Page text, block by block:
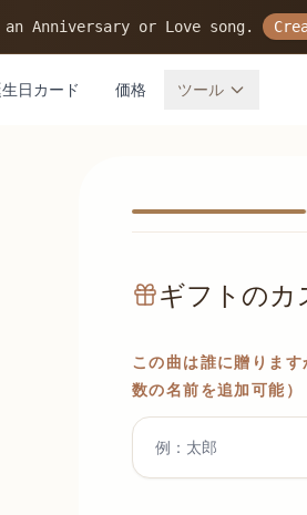
Anniversary or Love song.
日カード 価格 ツール
ギフトのカ
この曲は誰に贈ります
数の名前を追加可能）